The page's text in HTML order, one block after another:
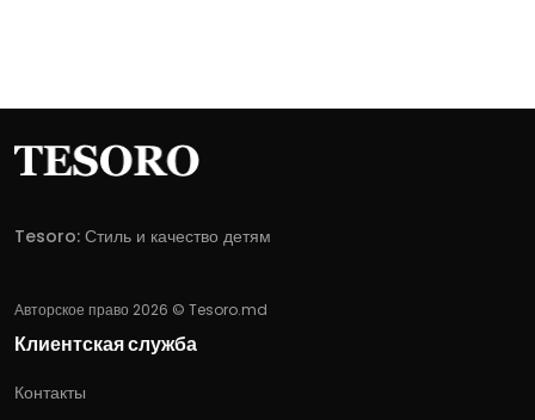
Tesoro: Стиль и качество детям
Авторское право 2026 © Tesoro.md
Клиентская служба
Контакты